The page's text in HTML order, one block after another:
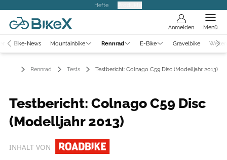
Hefte
Anmelden Menü
Bike-News Mountainbike Rennrad E-Bike Gravelbike
Rennrad Tests Testbericht: Colnago C59 Disc (Modelljahr 2013)
Testbericht: Colnago C59 Disc
(Modelljahr 2013)
INHALT VON